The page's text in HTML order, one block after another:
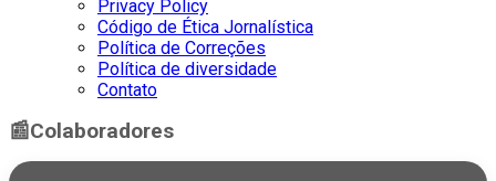
Privacy Policy
Código de Ética Jornalística
Política de Correções
Política de diversidade
Contato
📰Colaboradores